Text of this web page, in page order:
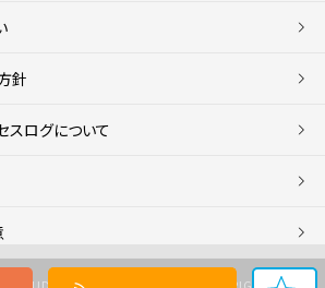
針
スログについて